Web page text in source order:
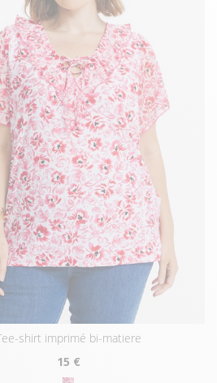
tee-shirt imprimé bi-matiere
15 €